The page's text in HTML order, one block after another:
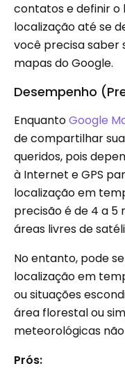
contatos e definir
localização até se
você precisa
mapas do Google.
Desempenho
EnquantoGoogle
de compartilhar
queridos, pois
à Internet e GPS
localização em
precisão é de 4 a
áreas livres de
No entanto, pode
localização em
ou situações
área florestal ou
meteorológicas
Prós: